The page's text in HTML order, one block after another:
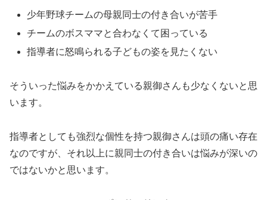
少年野球チームの母親同士の付き合いが苦手
チームのボスママと合わなくて困っている
指導者に怒鳴られる子どもの姿を見たくない
そういった悩みをかかえている親御さんも少なくないと思
います。
指導者としても強烈な個性を持つ親御さんは頭の痛い存在
なのですが、それ以上に親同士の付き合いは悩みが深いの
ではないかと思います。